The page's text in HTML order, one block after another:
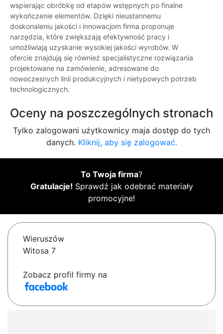
wspierając obróbkę od etapów wstępnych po finalne
wykończenie elementów. Dzięki nieustannemu
doskonaleniu jakości i innowacjom firma proponuje
narzędzia, które zwiększają efektywność pracy i
umożliwiają uzyskanie wysokiej jakości wyrobów. W
ofercie znajdują się również specjalistyczne rozwiązania
projektowane na zamówienie, adresowane do
nowoczesnych linii produkcyjnych i nietypowych potrzeb
technologicznych.
Oceny na poszczególnych stronach
Tylko zalogowani użytkownicy maja dostęp do tych
danych. Kliknij, aby się zalogować.
To Twoja firma?
Gratulacje! Sprawdź jak odebrać materiały
promocyjne!
Wieruszów
Witosa 7
Zobacz profil firmy na